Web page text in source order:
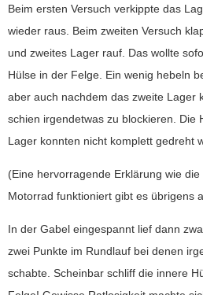
Beim ersten Versuch verkippte das
wieder raus. Beim zweiten Versuch
und zweites Lager rauf. Das wollte
Hülse in der Felge. Ein wenig hebeln
aber auch nachdem das zweite Lager
schien irgendetwas zu blockieren. Die
Lager konnten nicht komplett gedreht
(Eine hervorragende Erklärung wie
Motorrad funktioniert gibt es übrigens
In der Gabel eingespannt lief dann
zwei Punkte im Rundlauf bei denen
schabte. Scheinbar schliff die innere